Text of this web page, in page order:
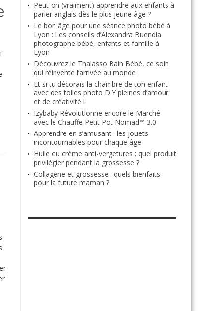
Peut-on (vraiment) apprendre aux enfants à
parler anglais dès le plus jeune âge ?
Le bon âge pour une séance photo bébé à
Lyon : Les conseils d’Alexandra Buendia
photographe bébé, enfants et famille à
Lyon
Découvrez le Thalasso Bain Bébé, ce soin
qui réinvente l’arrivée au monde
Et si tu décorais la chambre de ton enfant
avec des toiles photo DIY pleines d’amour
et de créativité !
Izybaby Révolutionne encore le Marché
avec le Chauffe Petit Pot Nomad™ 3.0
Apprendre en s’amusant : les jouets
incontournables pour chaque âge
Huile ou crème anti-vergetures : quel produit
privilégier pendant la grossesse ?
Collagène et grossesse : quels bienfaits
pour la future maman ?